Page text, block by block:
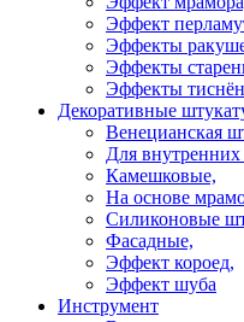
Эффект
Эффекты
Эффекты
Эффекты
Декоративные
Венецианская
Для внутренних
Камешковые,
На основе
Силиконовые
Фасадные,
Эффект короед,
Эффект шуба
Инструмент